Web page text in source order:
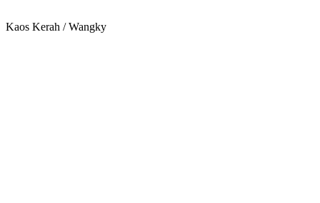
Kaos Kerah / Wangky